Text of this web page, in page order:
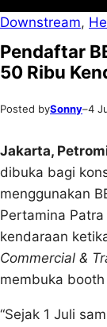
Downstream,
Pendaftar
50 Ribu
Posted bySonny–4
Jakarta,
dibuka bagi
menggunakan
Pertamina
kendaraan
Commercial &
membuka
“Sejak 1 Juli